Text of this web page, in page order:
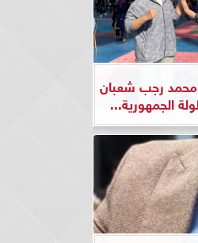
محمد رجب شعبان
الجمهورية...